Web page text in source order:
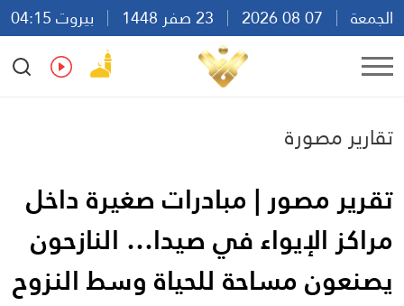
الجمعة
بيروت 04:15
Ar
En Fr Es
تقارير مصورة
تقرير مصور | مبادرات صغيرة داخل
مراكز الإيواء في صيدا… النازحون
يصنعون مساحة للحياة وسط النزوح